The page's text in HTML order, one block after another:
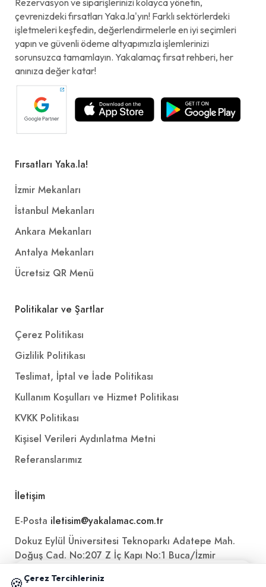
Rezervasyon ve siparişlerinizi kolayca yönetin,
çevrenizdeki fırsatları Yaka.la'yın! Farklı sektörlerdeki
işletmeleri keşfedin, değerlendirmelerle en iyi seçimleri
yapın ve güvenli ödeme altyapımızla işlemlerinizi
sorunsuzca tamamlayın. Yakalamaç fırsat rehberi, her
anınıza değer katar!
Fırsatları Yaka.la!
İzmir Mekanları
İstanbul Mekanları
Ankara Mekanları
Antalya Mekanları
Ücretsiz QR Menü
Politikalar ve Şartlar
Çerez Politikası
Gizlilik Politikası
Teslimat, İptal ve İade Politikası
Kullanım Koşulları ve Hizmet Politikası
KVKK Politikası
Kişisel Verileri Aydınlatma Metni
Referanslarımız
İletişim
E-Posta iletisim@yakalamac.com.tr
Dokuz Eylül Üniversitesi Teknoparkı Adatepe Mah.
Doğuş Cad. No:207 Z İç Kapı No:1 Buca/İzmir
🍪 Çerez Tercihleriniz
📱 Mobil uygulamamızı keşfedin!